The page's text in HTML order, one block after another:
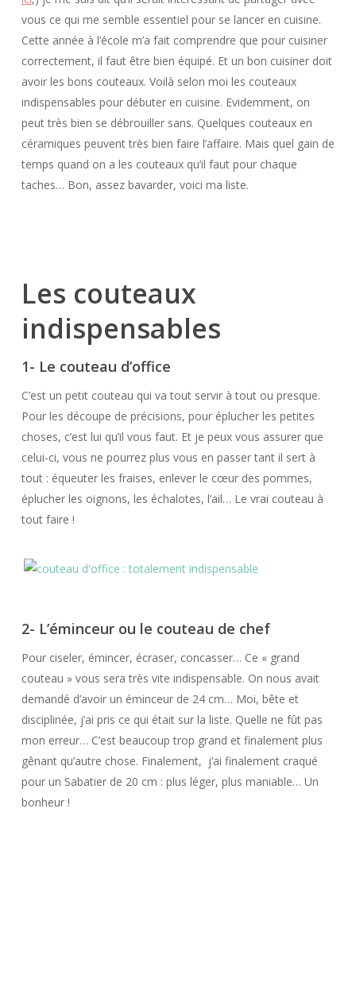
vous ce qui me semble essentiel pour se lancer en cuisine.
Cette année à l’école m’a fait comprendre que pour cuisiner
correctement, il faut être bien équipé. Et un bon cuisiner doit
avoir les bons couteaux. Voilà selon moi les couteaux
indispensables pour débuter en cuisine. Evidemment, on
peut très bien se débrouiller sans. Quelques couteaux en
céramiques peuvent très bien faire l’affaire. Mais quel gain de
temps quand on a les couteaux qu’il faut pour chaque
taches… Bon, assez bavarder, voici ma liste.
Les couteaux
indispensables
1- Le couteau d’office
C’est un petit couteau qui va tout servir à tout ou presque.
Pour les découpe de précisions, pour éplucher les petites
choses, c’est lui qu’il vous faut. Et je peux vous assurer que
celui-ci, vous ne pourrez plus vous en passer tant il sert à
tout : équeuter les fraises, enlever le cœur des pommes,
éplucher les oignons, les échalotes, l’ail… Le vrai couteau à
tout faire !
2- L’éminceur ou le couteau de chef
Pour ciseler, émincer, écraser, concasser… Ce « grand
couteau » vous sera très vite indispensable. On nous avait
demandé d’avoir un éminceur de 24 cm… Moi, bête et
disciplinée, j’ai pris ce qui était sur la liste. Quelle ne fût pas
mon erreur… C’est beaucoup trop grand et finalement plus
gênant qu’autre chose. Finalement, j’ai finalement craqué
pour un Sabatier de 20 cm : plus léger, plus maniable… Un
bonheur !